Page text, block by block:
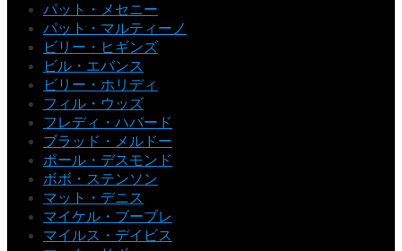
パット・メセニー
パット・マルティーノ
ビリー・ヒギンズ
ビル・エバンス
ビリー・ホリディ
フィル・ウッズ
フレディ・ハバード
ブラッド・メルドー
ポール・デスモンド
ボボ・ステンソン
マット・デニス
マイケル・ブーブレ
マイルス・デイビス